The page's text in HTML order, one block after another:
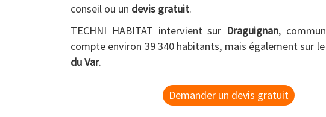
conseil ou un devis gratuit.
TECHNI HABITAT intervient sur Draguignan,
compte environ 39 340 habitants, mais également sur le
du Var.
Demander un devis gratuit